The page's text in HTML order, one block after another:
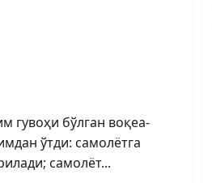
гувоҳи бўлган воқеа­
ўтди: самолётга
самолёт...